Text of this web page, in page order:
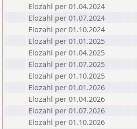
Elozahl per 01.04.2024
Elozahl per 01.07.2024
Elozahl per 01.10.2024
Elozahl per 01.01.2025
Elozahl per 01.04.2025
Elozahl per 01.07.2025
Elozahl per 01.10.2025
Elozahl per 01.01.2026
Elozahl per 01.04.2026
Elozahl per 01.07.2026
Elozahl per 01.10.2026